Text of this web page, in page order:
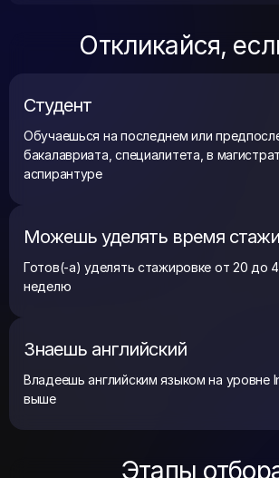
Откликайся,
Студент
Обучаешься на последнем или
бакалавриата, специалитета, в
аспирантуре
Можешь уделять время
Готов(-а) уделять стажировке от 20 до
неделю
Знаешь английский
Владеешь английским языком на уровне
выше
Этапы